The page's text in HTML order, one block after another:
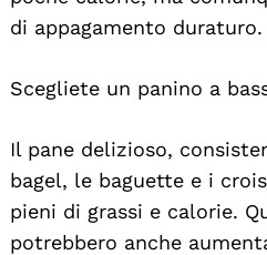
di appagamento duraturo.
Scegliete un panino a
Il pane delizioso,
bagel, le baguette e i
pieni di grassi e calorie.
potrebbero anche